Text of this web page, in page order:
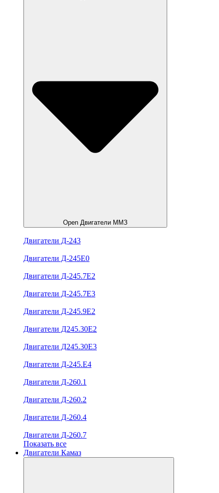
Open Двигатели ММЗ
Двигатели Д-243
Двигатели Д-245Е0
Двигатели Д-245.7Е2
Двигатели Д-245.7Е3
Двигатели Д-245.9Е2
Двигатели Д245.30Е2
Двигатели Д245.30Е3
Двигатели Д-245.Е4
Двигатели Д-260.1
Двигатели Д-260.2
Двигатели Д-260.4
Двигатели Д-260.7
Показать все
Двигатели Камаз